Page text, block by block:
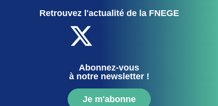
Retrouvez l'actualité de la FNEGE
Abonnez-vous
à notre newsletter !
Je m'abonne